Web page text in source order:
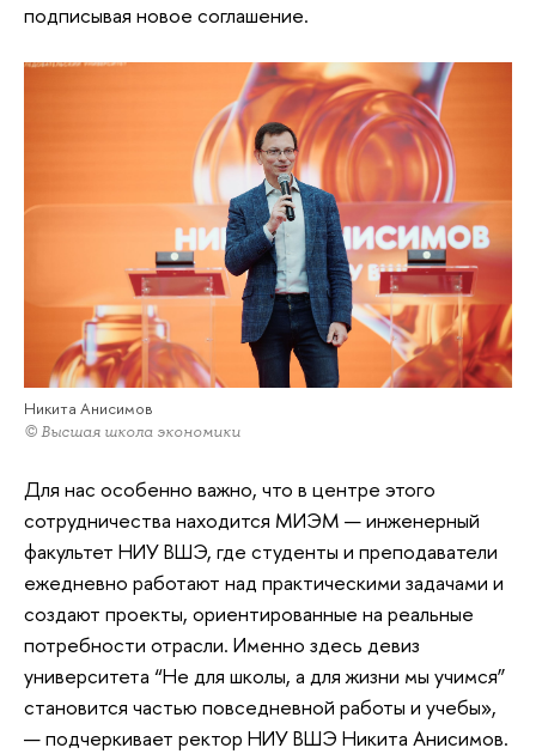
подписывая новое соглашение.
Никита Анисимов
© Высшая школа экономики
Для нас особенно важно, что в центре этого
сотрудничества находится МИЭМ — инженерный
факультет НИУ ВШЭ, где студенты и преподаватели
ежедневно работают над практическими задачами и
создают проекты, ориентированные на реальные
потребности отрасли. Именно здесь девиз
университета “Не для школы, а для жизни мы учимся”
становится частью повседневной работы и учебы»,
— подчеркивает ректор НИУ ВШЭ Никита Анисимов.